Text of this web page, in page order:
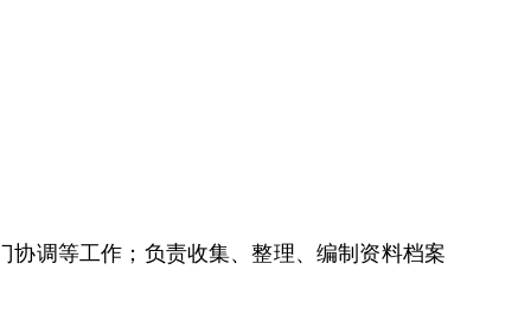
调等工作；负责收集、整理、编制资料档案